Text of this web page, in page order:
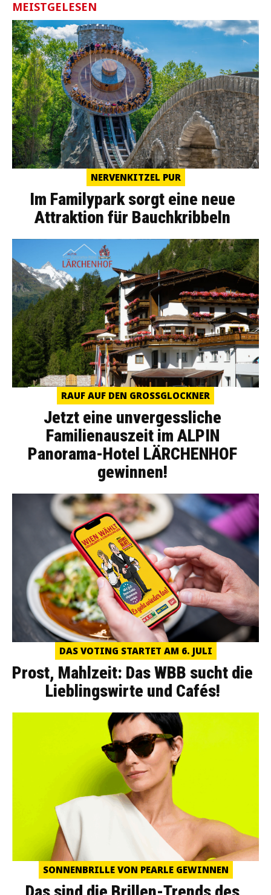
MEISTGELESEN
NERVENKITZEL PUR
Im Familypark sorgt eine neue
Attraktion für Bauchkribbeln
RAUF AUF DEN GROSSGLOCKNER
Jetzt eine unvergessliche
Familienauszeit im ALPIN
Panorama-Hotel LÄRCHENHOF
gewinnen!
DAS VOTING STARTET AM 6. JULI
Prost, Mahlzeit: Das WBB sucht die
Lieblingswirte und Cafés!
SONNENBRILLE VON PEARLE GEWINNEN